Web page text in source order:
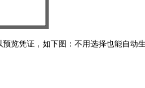
览凭证，如下图：不用选择也能自动生